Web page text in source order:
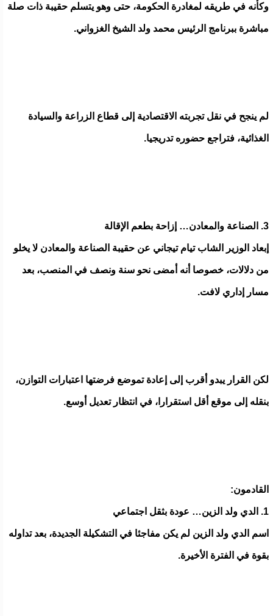
وكأنه في طريقه لمغادرة الحكومة، حتى وهو يتسلم حقيبة ذات صلة
مباشرة ببرنامج الرئيس محمد ولد الشيخ الغزواني.
لم ينجح في نقل تجربته الاقتصادية إلى قطاع الزراعة والسيادة
الغذائية، فتراجع حضوره تدريجيا.
3. الصناعة والمعادن… إزاحة بطعم الإقالة
إبعاد الوزير الشاب تيام تيجاني عن حقيبة الصناعة والمعادن لا يخلو
من دلالات، خصوصا أنه أمضى نحو سنة ونصف في المنصب، بعد
مسار إداري لافت.
لكن القرار يبدو أقرب إلى إعادة تموضع فرضتها اعتبارات التوازن،
بنقله إلى موقع أقل استقرارا، في انتظار تعديل أوسع.
القادمون:
1. الدي ولد الزين… عودة بثقل اجتماعي
اسم الدي ولد الزين لم يكن مفاجئا في التشكيلة الجديدة، بعد تداوله
بقوة في الفترة الأخيرة.